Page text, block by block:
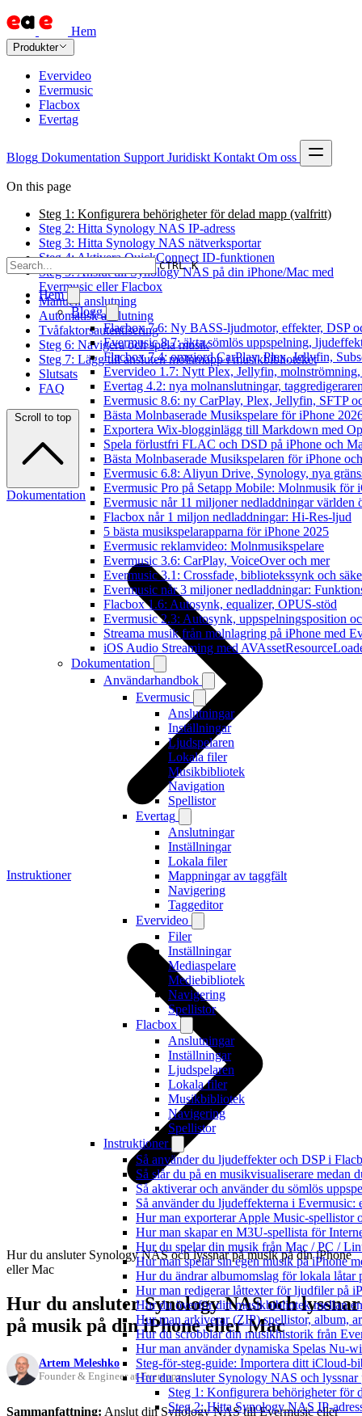
Hem
Produkter
Evervideo
Evermusic
Flacbox
Evertag
Blogg Dokumentation Support Juridiskt Kontakt Om oss
CTRL K
Hem
Blogg
Flacbox 7.6: Ny BASS-ljudmotor, effekter, DSP
Evermusic 8.7: äkta sömlös uppspelning,
Flacbox 7.4: omgjord CarPlay, Plex, Jellyfin,
Evervideo 1.7: Nytt Plex, Jellyfin, molnströmning,
Evertag 4.2: nya molnanslutningar,
Evermusic 8.6: ny CarPlay, Plex, Jellyfin, SFTP
Bästa Molnbaserade Musikspelare för iPhone
Exportera Wix-blogginlägg till Markdown med
Spela förlustfri FLAC och DSD på iPhone och
Bästa Molnbaserade Musikspelaren för iPhone
Evermusic 6.8: Aliyun Drive, Synology, nya
Evermusic Pro på Setapp Mobile: Molnmusik för
Evermusic når 11 miljoner nedladdningar världen
Flacbox når 1 miljon nedladdningar: Hi-Res-ljud
5 bästa musikspelarapparna för iPhone 2025
Evermusic reklamvideo: Molnmusikspelare
Evermusic 3.6: CarPlay, VoiceOver och mer
Evermusic 3.1: Crossfade, bibliotekssynk och
Evermusic når 3 miljoner nedladdningar:
Flacbox 1.6: Autosynk, equalizer, OPUS-stöd
Evermusic 2.3: Autosynk, uppspelningsposition
Streama musik från molnlagring på iPhone med
iOS Audio Streaming med
Dokumentation
Användarhandbok
Evermusic
Anslutningar
Inställningar
Ljudspelaren
Lokala filer
Musikbibliotek
Navigation
Spellistor
Evertag
Anslutningar
Inställningar
Lokala filer
Mappningar av taggfält
Navigering
Taggeditor
Evervideo
Filer
Inställningar
Mediaspelare
Mediebibliotek
Navigering
Spellistor
Flacbox
Anslutningar
Inställningar
Ljudspelaren
Lokala filer
Musikbibliotek
Navigering
Spellistor
Instruktioner
Så använder du ljudeffekter och DSP i
Så slår du på en musikvisualiserare medan
Så aktiverar och använder du sömlös
Så använder du ljudeffekterna i
Hur man exporterar Apple Music-spellistor
Hur man skapar en M3U-spellista för
Hur du spelar din musik från Mac / PC /
Hur man spelar sin egen musik på iPhone
Hur du ändrar albumomslag för lokala
Hur man redigerar låttexter för ljudfiler på
Hur du överför ditt musikbibliotek mellan
Hur man arkiverar (ZIP) spellistor, album,
Hur du scrobblar din musikhistorik från
Hur man använder dynamiska Spelas Nu-
Steg-för-steg-guide: Importera ditt iCloud-
Hur du ansluter Synology NAS och
Steg 1: Konfigurera behörigheter för
Steg 2: Hitta Synology NAS IP-
On this page
Steg 1: Konfigurera behörigheter för delad mapp (valfritt)
Steg 2: Hitta Synology NAS IP-adress
Steg 3: Hitta Synology NAS nätverksportar
Steg 4: Aktivera QuickConnect ID-funktionen
Steg 5: Anslut till Synology NAS på din iPhone/Mac med
Evermusic eller Flacbox
Manuell anslutning
Automatisk anslutning
Tvåfaktorsautentisering
Steg 6: Navigera och spela musik
Steg 7: Lägg till ansluten molnmapp i musikbiblioteket
Slutsats
FAQ
Scroll to top
Dokumentation
Instruktioner
Hur du ansluter Synology NAS och lyssnar på musik på din iPhone
eller Mac
Hur du ansluter Synology NAS och lyssnar
på musik på din iPhone eller Mac
Artem Meleshko
Founder & Engineer at Everappz
Sammanfattning: Anslut din Synology NAS till Evermusic eller